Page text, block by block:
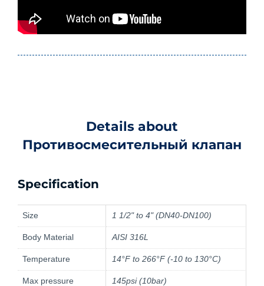
Details about
Противосмесительный клапан
Specification
Size 1 1/2" to 4" (DN40-DN100)
Body Material AISI 316L
Temperature 14°F to 266°F (-10 to 130°C)
Max pressure 145psi (10bar)